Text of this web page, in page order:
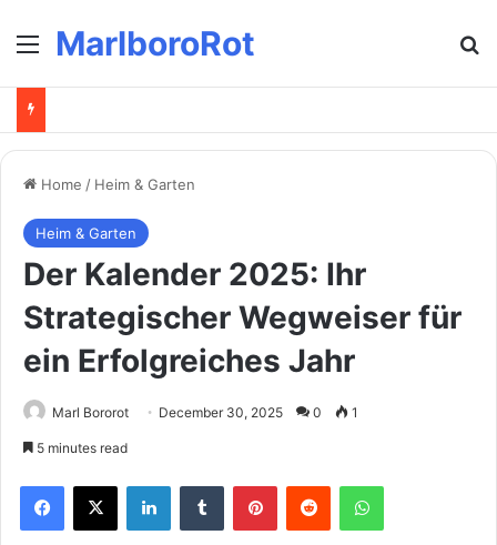
MenuMarlboroRot
Home / Heim & Garten
Heim & Garten
Der Kalender 2025: Ihr
Strategischer Wegweiser für
ein Erfolgreiches Jahr
Marl Bororot December 30, 2025 0 1
5 minutes read
Facebook
X LinkedInTumblr PinterestReddit WhatsApp